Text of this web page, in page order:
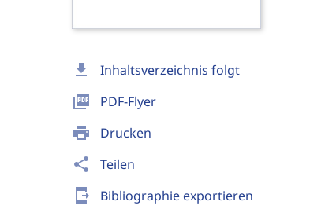
download Inhaltsverzeichnis folgt
picture_as_pdf PDF-Flyer
print Drucken
share Teilen
send_to_mobile Bibliographie exportieren